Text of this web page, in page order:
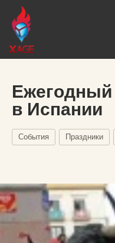
Ежегодный
в Испании
События Праздники